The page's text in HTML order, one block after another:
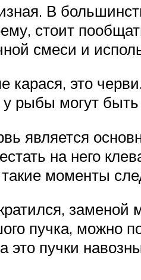
В
стоит
смеси и
карася, это
рыбы могут
является
на него
моменты
пучка, можно
это пучки